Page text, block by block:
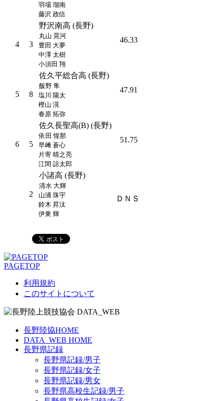
羽場 瑠南
藤沢 政信
4 3
野沢南高 (長野)
丸山 晃河
豊田 大夢
中澤 太樹
小須田 翔
46.33
5 8
佐久平総合高 (長野)
飯野 隼
塩川 陽太
樫山 滉
春原 拓弥
47.91
6 5
佐久長聖高(B) (長野)
依田 惺那
早﨑 蒼心
片寄 晴之亮
江間 諒太郎
51.75
2
小諸高 (長野)
清水 大輝
山浦 珠宇
鈴木 昇汰
伊東 輝
ＤＮＳ
PAGETOP
利用規約
このサイトについて
長野陸協HOME
DATA_WEB HOME
長野県記録
長野県記録/男子
長野県記録/女子
長野県記録/男女
長野県高校生記録/男子